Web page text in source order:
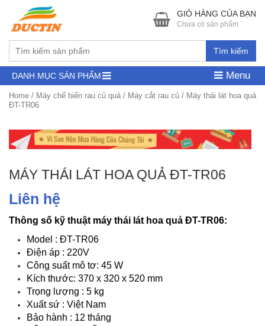
Tìm kiếm
GIỎ HÀNG CỦA BẠN
Chưa có sản phẩm
DANH MỤC SẢN PHẨM Menu
Home / Máy chế biến rau củ quả / Máy cắt rau củ / Máy thái lát hoa quả
ĐT-TR06
MÁY THÁI LÁT HOA QUẢ ĐT-TR06
Liên hệ
Thông số kỹ thuật máy thái lát hoa quả ĐT-TR06:
Model : ĐT-TR06
Điện áp : 220V
Công suất mô tơ: 45 W
Kích thước: 370 x 320 x 520 mm
Trọng lượng : 5 kg
Xuất sứ : Việt Nam
Bảo hành : 12 tháng